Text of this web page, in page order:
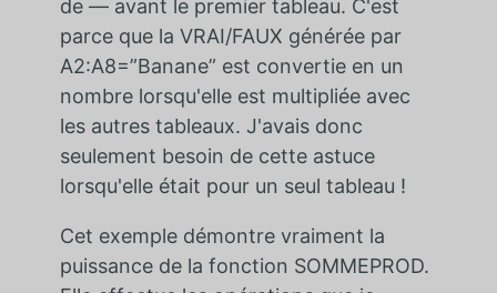
de — avant le premier tableau. C'est
parce que la VRAI/FAUX générée par
A2:A8=”Banane” est convertie en un
nombre lorsqu'elle est multipliée avec
les autres tableaux. J'avais donc
seulement besoin de cette astuce
lorsqu'elle était pour un seul tableau !
Cet exemple démontre vraiment la
puissance de la fonction SOMMEPROD.